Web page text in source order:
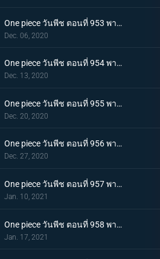
One piece วันพีช ตอนที่ 953 พากย์ไทย คำสารภาพของฮิโยริ! พานพบอีกครั้งที่สะพานโออิฮิงิ
Dec. 06, 2020
One piece วันพีช ตอนที่ 954 พากย์ไทย ชื่อของมันคือเอ็นมะ! สุดยอดดาบของโอเด้ง!
Dec. 13, 2020
One piece วันพีช ตอนที่ 955 พากย์ไทย พันธมิตรใหม่? รวมพลกองกำลังไคโด!
Dec. 20, 2020
One piece วันพีช ตอนที่ 956 พากย์ไทย การต่อสู้ครั้งใหญ่! กลุ่มหมวกฟางเข้าโหมดต่อสู้!
Dec. 27, 2020
One piece วันพีช ตอนที่ 957 พากย์ไทย ข่าวใหญ่! เหตุการณ์ที่ส่งผลต่อ 7 เทพโจรสลัด!
Jan. 10, 2021
One piece วันพีช ตอนที่ 958 พากย์ไทย ตำนานการต่อสู้! การ์ปและโรเจอร์
Jan. 17, 2021